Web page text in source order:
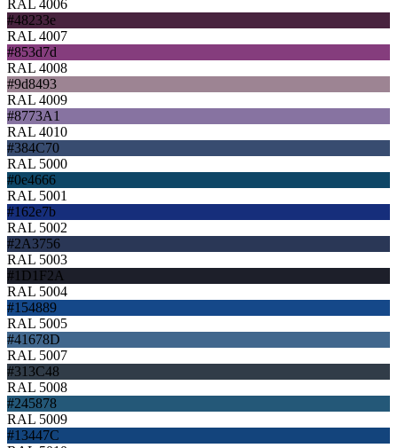
RAL 4006
#48233e
RAL 4007
#853d7d
RAL 4008
#9d8493
RAL 4009
#8773A1
RAL 4010
#384C70
RAL 5000
#0e4666
RAL 5001
#162e7b
RAL 5002
#2A3756
RAL 5003
#1D1F2A
RAL 5004
#154889
RAL 5005
#41678D
RAL 5007
#313C48
RAL 5008
#245878
RAL 5009
#13447C